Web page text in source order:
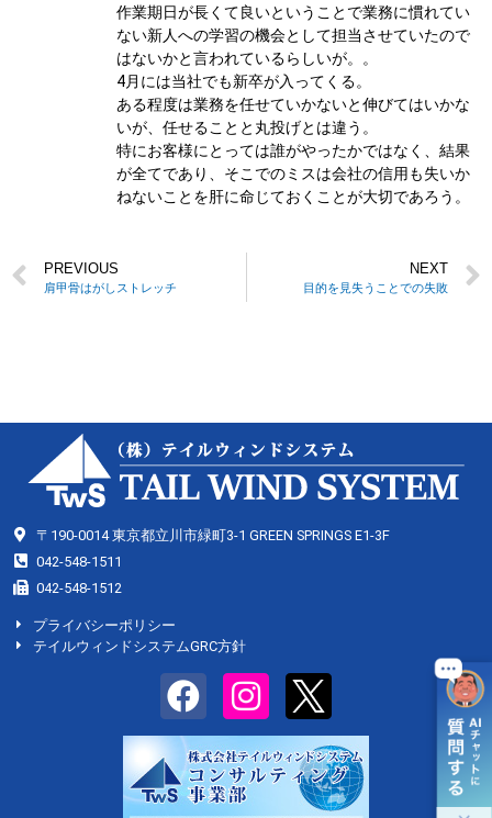
作業期日が長くて良いということで業務に慣れてい
ない新人への学習の機会として担当させていたので
はないかと言われているらしいが。。
4月には当社でも新卒が入ってくる。
ある程度は業務を任せていかないと伸びてはいかな
いが、任せることと丸投げとは違う。
特にお客様にとっては誰がやったかではなく、結果
が全てであり、そこでのミスは会社の信用も失いか
ねないことを肝に命じておくことが大切であろう。
PREVIOUS
肩甲骨はがしストレッチ
NEXT
目的を見失うことでの失敗
〒190-0014 東京都立川市緑町3-1 GREEN SPRINGS E1-3F
042-548-1511
042-548-1512
プライバシーポリシー
テイルウィンドシステムGRC方針